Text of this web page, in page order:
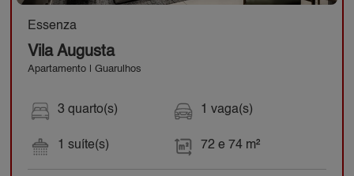
Essenza
Vila Augusta
Apartamento | Guarulhos
3 quarto(s)
1 suíte(s)
1 vaga(s)
72 e 74 m²